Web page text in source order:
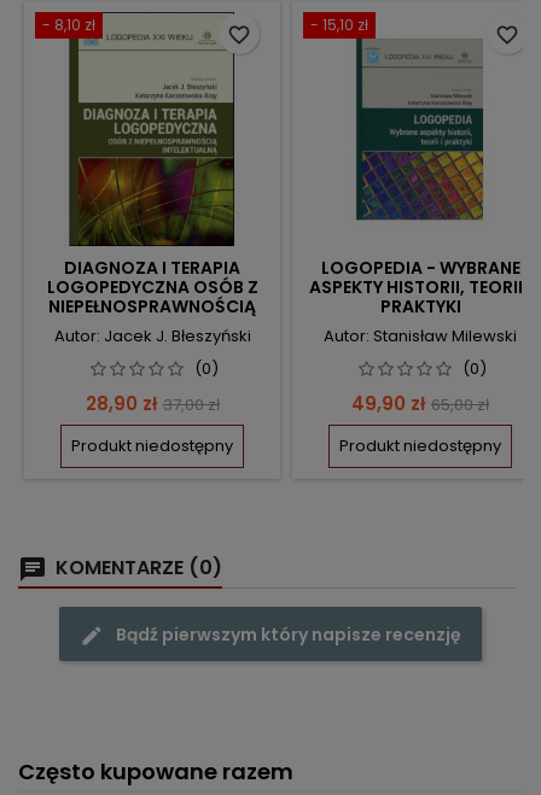
- 8,10 zł
DIAGNOZA I TERAPIA
LOGOPEDYCZNA OSÓB Z
NIEPEŁNOSPRAWNOŚCIĄ
INTELEKTUALNĄ
Autor: Jacek J. Błeszyński
(0)
Cena
28,90 zł Cena
podstawowa
37,00 zł
Produkt niedostępny
favorite_border - 15,10 zł
LOGOPEDIA - WYBRANE
ASPEKTY HISTORII, TEORII I
PRAKTYKI
Autor: Stanisław Milewski
(0)
Cena
49,90 zł Cena
65,00 zł
Produkt niedostępny
favorite_border
KOMENTARZE (0)
Bądź pierwszym który napisze recenzję
Często kupowane razem